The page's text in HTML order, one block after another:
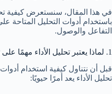
في هذا المقال، سنستعرض كيفية
باستخدام أدوات التحليل المتاحة
التفاعل والوصول.
1. لماذا يعتبر تحليل الأداء مهمًا على تيك توك؟
قبل أن نتناول كيفية استخدام
تحليل الأداء يعد أمرًا حيويًا: